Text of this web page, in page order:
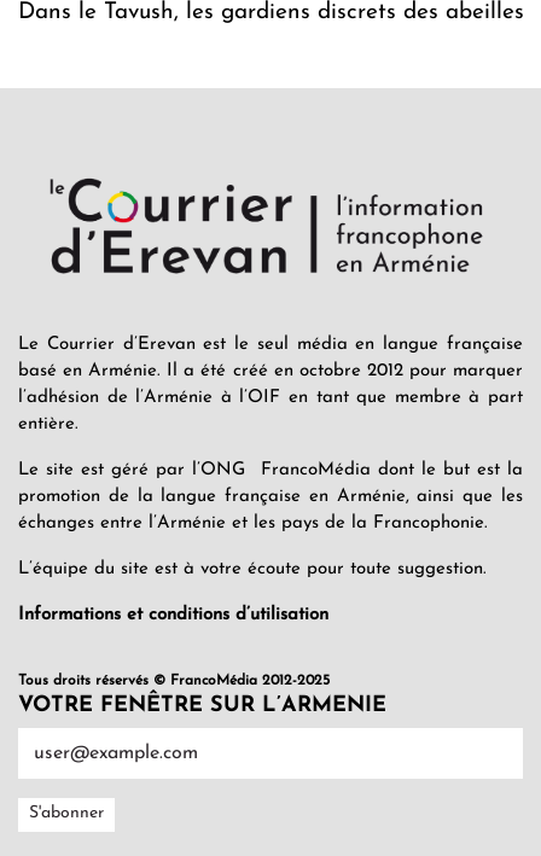
Dans le Tavush, les gardiens discrets des abeilles
Le Courrier d’Erevan est le seul média en langue française
basé en Arménie. Il a été créé en octobre 2012 pour marquer
l’adhésion de l’Arménie à l’OIF en tant que membre à part
entière.
Le site est géré par l’ONG FrancoMédia dont le but est la
promotion de la langue française en Arménie, ainsi que les
échanges entre l’Arménie et les pays de la Francophonie.
L’équipe du site est à votre écoute pour toute suggestion.
Informations et conditions d’utilisation
Tous droits réservés © FrancoMédia 2012-2025
VOTRE FENÊTRE SUR L’ARMENIE